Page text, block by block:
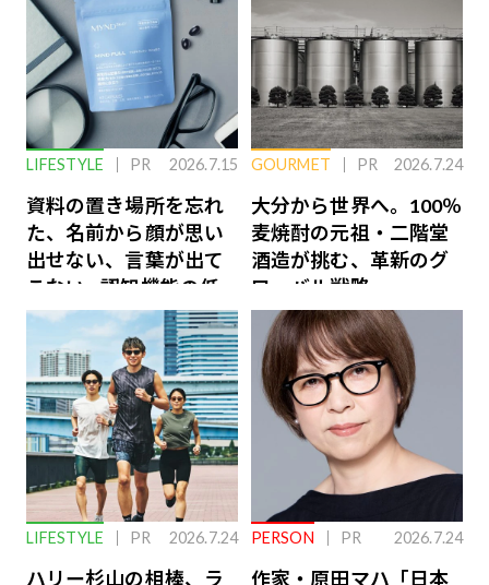
LIFESTYLE PR 2026.7.15
資料の置き場所を忘れ
た、名前から顔が思い
出せない、言葉が出て
こない…認知機能の低
下を救う、脳のインナ
ーケアとは
GOURMET PR 2026.7.24
大分から世界へ。100％
麦焼酎の元祖・二階堂
酒造が挑む、革新のグ
ローバル戦略
LIFESTYLE PR 2026.7.24
ハリー杉山の相棒、ラ
PERSON PR 2026.7.24
作家・原田マハ「日本